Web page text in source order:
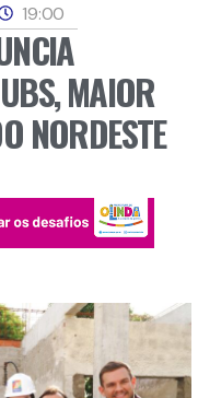
19:00
MAIOR
NORDESTE